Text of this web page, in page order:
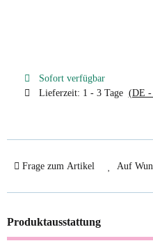
Sofort verfügbar
Lieferzeit: 1 - 3 Tage (DE -
Frage zum Artikel Auf
Produktausstattung